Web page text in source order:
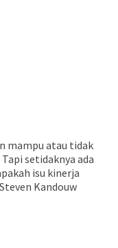
mampu atau tidak
setidaknya ada
isu kinerja
Kandouw